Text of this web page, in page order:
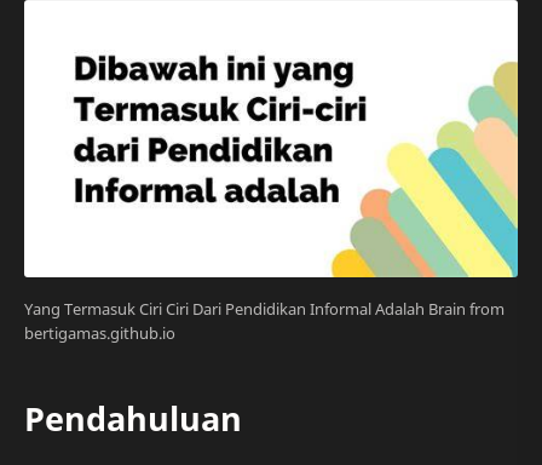
Yang Termasuk Ciri Ciri Dari Pendidikan Informal Adalah Brain from
bertigamas.github.io
Pendahuluan